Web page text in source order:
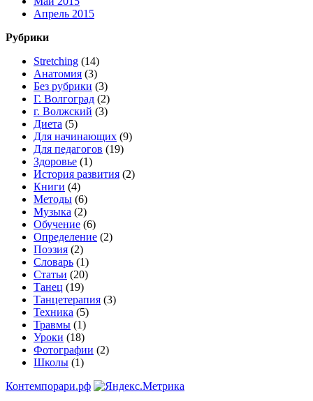
Апрель 2015
Рубрики
Stretching (14)
Анатомия (3)
Без рубрики (3)
Г. Волгоград (2)
г. Волжский (3)
Диета (5)
Для начинающих (9)
Для педагогов (19)
Здоровье (1)
История развития (2)
Книги (4)
Методы (6)
Музыка (2)
Обучение (6)
Определение (2)
Поэзия (2)
Словарь (1)
Статьи (20)
Танец (19)
Танцетерапия (3)
Техника (5)
Травмы (1)
Уроки (18)
Фотографии (2)
Школы (1)
Контемпорари.рф